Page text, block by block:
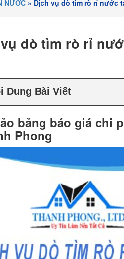
NƯỚC » Dịch vụ dò tìm rò rỉ nước
dò tìm rò rỉ
Dung Bài Viết
bảng báo giá chi
Phong